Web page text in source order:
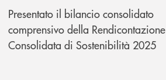
Presentato il bilancio consolidato
comprensivo della Rendicontazione
Consolidata di Sostenibilità 2025